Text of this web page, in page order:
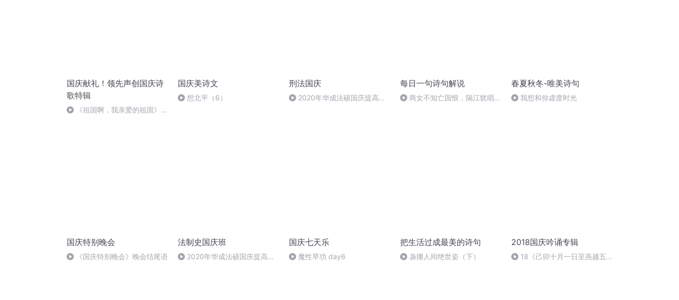
国庆献礼！领先声创国庆诗
歌特辑
《祖国啊，我亲爱的祖国》温
国庆美诗文
想北平（6）
刑法国庆
2020年华成法硕国庆提高班
每日一句诗句解说
商女不知亡国恨，隔江犹唱后
春夏秋冬-唯美诗句
我想和你虚度时光
国庆特别晚会
《国庆特别晚会》晚会结尾语
法制史国庆班
2020年华成法硕国庆提高班
国庆七天乐
魔性早功 day6
把生活过成最美的诗句
袅挪人间绝世姿（下）
2018国庆吟诵专辑
18《己卯十月一日至燕越五